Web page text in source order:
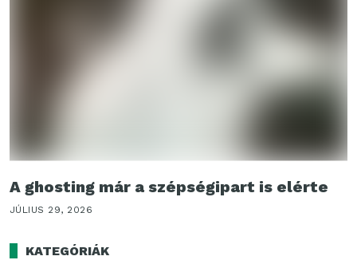
A ghosting már a szépségipart is elérte
JÚLIUS 29, 2026
KATEGÓRIÁK